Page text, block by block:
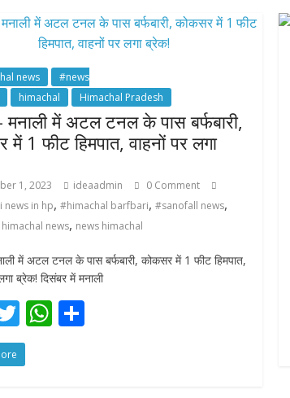
p
p
news
#news
himachal Himachal Pradesh
मनाली में अटल टनल के पास बर्फबारी,
में 1 फीट हिमपात, वाहनों पर लगा
1, 2023 ideaadmin
0 Comment
in hp, #himachal barfbari, #sanofall news,
himachal news, news himachal
में अटल टनल के पास बर्फबारी, कोकसर में 1 फीट हिमपात,
ब्रेक! दिसंबर में मनाली
T
w
itt
W